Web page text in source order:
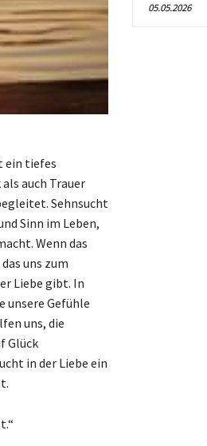
ein tiefes
auch Trauer
Sehnsucht
Sinn im Leben,
Wenn das
uns zum
Liebe gibt. In
unsere Gefühle
uns, die
Glück
in der Liebe ein
05.05.2026